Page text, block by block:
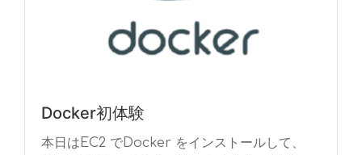
Docker初体験
本日はEC2 でDocker をインストールして、